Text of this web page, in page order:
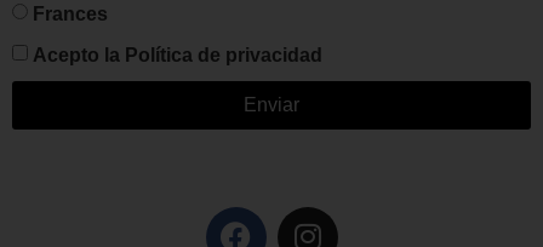
Frances
Acepto la Política de privacidad
Enviar